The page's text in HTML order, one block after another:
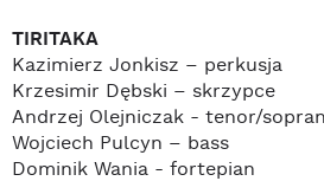
TIRITAKA
Kazimierz Jonkisz – perkusja
Krzesimir Dębski – skrzypce
Andrzej Olejniczak - tenor/
Wojciech Pulcyn – bass
Dominik Wania - fortepian